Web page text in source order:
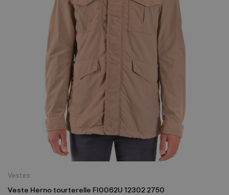
Vestes
Veste Herno tourterelle FI0062U 12302 2750